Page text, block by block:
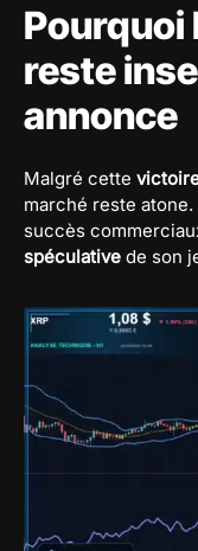
Pourquoi
reste
annonce
Malgré cette
marché reste
succès
spéculative de son